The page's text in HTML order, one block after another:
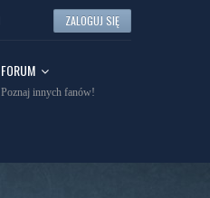
ZALOGUJ SIĘ
FORUM
Poznaj innych fanów!